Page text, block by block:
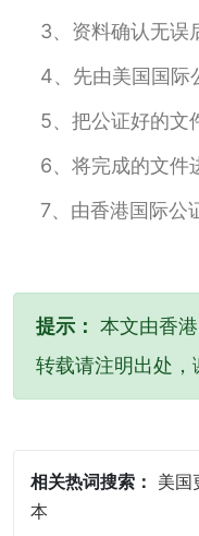
3、资料确认无误
4、先由美国国际
5、把公证好的文
6、将完成的文件
7、由香港国际公
提示： 本文由香
转载请注明出处，
相关热词搜索： 美国
本